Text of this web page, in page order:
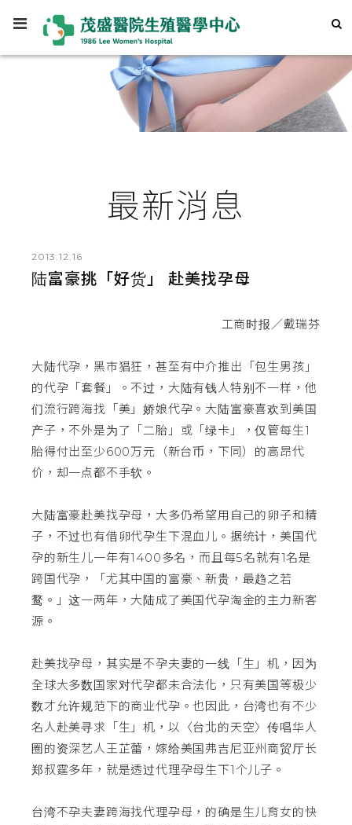
最新消息
2013.12.16
陆富豪挑「好货」 赴美找孕母
工商时报／戴瑞芬
大陆代孕，黑市猖狂，甚至有中介推出「包生男孩」
的代孕「套餐」。不过，大陆有钱人特别不一样，他
们流行跨海找「美」娇娘代孕。大陆富豪喜欢到美国
产子，不外是为了「二胎」或「绿卡」，仅管每生1
胎得付出至少600万元（新台币，下同）的高昂代
价，却一点都不手软。
大陆富豪赴美找孕母，大多仍希望用自己的卵子和精
子，不过也有借卵代孕生下混血儿。据统计，美国代
孕的新生儿一年有1400多名，而且每5名就有1名是
跨国代孕，「尤其中国的富豪、新贵，最趋之若
鹜。」这一两年，大陆成了美国代孕淘金的主力新客
源。
赴美找孕母，其实是不孕夫妻的一线「生」机，因为
全球大多数国家对代孕都未合法化，只有美国等极少
数才允许规范下的商业代孕。也因此，台湾也有不少
名人赴美寻求「生」机，以〈台北的天空〉传唱华人
圈的资深艺人王芷蕾，嫁给美国弗吉尼亚州商贸厅长
郑叔霆多年，就是透过代理孕母生下1个儿子。
台湾不孕夫妻跨海找代理孕母，的确是生儿育女的快